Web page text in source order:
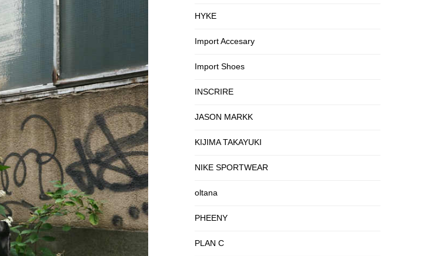
HYKE
Import Accesary
Import Shoes
INSCRIRE
JASON MARKK
KIJIMA TAKAYUKI
NIKE SPORTWEAR
oltana
PHEENY
PLAN C